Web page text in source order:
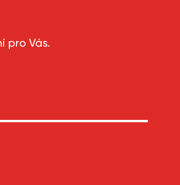
pro Vás.